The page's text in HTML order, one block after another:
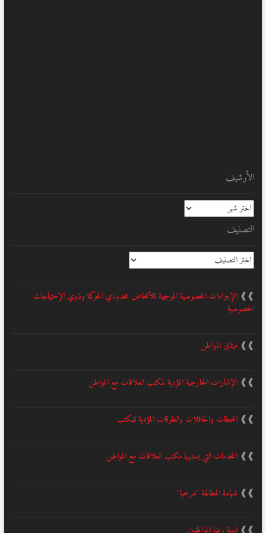
الأرشيف
الأرشيف
التصنيف
التصنيف
❱❱ الإجراءات الخصوصية الموجهة للأشخاص محدودي الحركة وذوي الإحتياجات
الخصوصية
❱❱ ميثاق المواطن
❱❱ الإشارات الخارجية المؤدية لمكتب العلاقات مع المواطن
❱❱ المحطات والحافلات والطرقات المؤدية للمكتب
❱❱ الخدمات التي يسديها مكتب العلاقات مع المواطن
❱❱ شهادة المطابقة "مرحبا"